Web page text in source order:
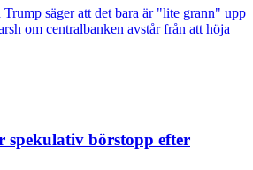
säger att det bara är "lite grann" upp
om centralbanken avstår från att höja
börstopp efter